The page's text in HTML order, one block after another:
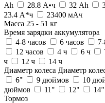
Ah
28.8 А•ч 32 Ah
23.4 А*ч
23400 мАч
Масса 25 - 51 кг
Время зарядки аккумулятора
4-8 часов
6 часов
12 часов
4 ч 6 ч
ч
12 ч
14 ч
Диаметр колеса Диаметр
6"
9 дюймов 10
дюймов
11" 12" 14"
Тормоз